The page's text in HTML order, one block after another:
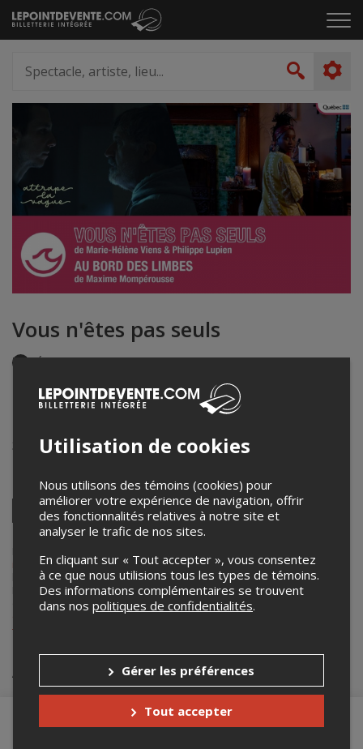
Passer
au
le
artiste,
lieu...
Vous n'êtes pas seuls
Événement en personne
21h00 – 23h00 / Entrée: 20h30
331 Acadie Ave,Dieppe ,NB, Canada
Partagez cet événement
Facebook
Twitter
LinkedinPinterestEnvoyer
par
international du cinéma francophone en Acadiedans le cadre de
l’affichage en ligne et la vente de billets pour ses événements.
Pour plus d’information à propos de cet événement, veuillez
contacter l’organisateur de l’événement,Festival international du
cinéma francophone en Acadie, àbilletterie@ficfa.com
+1 506-855-6050
Achat de billets
Utilisation de cookies
Nous utilisons des témoins (cookies) pour
améliorer votre expérience de navigation, offrir
des fonctionnalités relatives à notre site et
analyser le trafic de nos sites.
En cliquant sur « Tout accepter », vous consentez
à ce que nous utilisions tous les types de témoins.
Des informations complémentaires se trouvent
dans nos politiques de confidentialités.
Gérer les préférences
Tout accepter